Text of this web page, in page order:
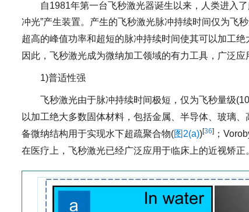
自1981年第一台飞秒激光器诞生以来，人类进入
冲光”产生装置。产生的飞秒激光脉冲持续时间仅为飞
超高的峰值功率和超短的脉冲持续时间使其可以加工
因此，飞秒激光成为微纳加工领域的有力工具，广泛
1)普适性强
飞秒激光由于脉冲持续时间极短，仅为飞秒量级(10
以加工绝大多数固体材料，包括金属、半导体、玻璃
备微纳结构用于实现水下超疏聚合物(图2(a))[36] ；
在医疗上，飞秒激光已经广泛应用于临床上的近视矫正